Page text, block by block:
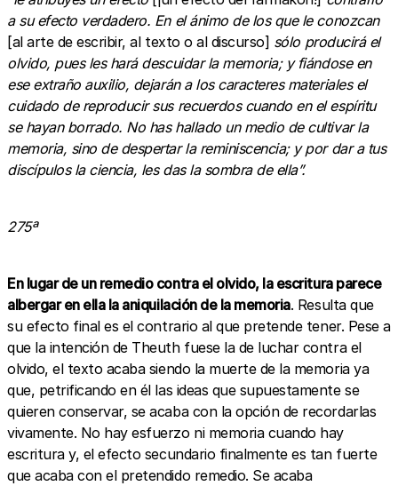
a su efecto verdadero. En el ánimo de los que le conozcan
[al arte de escribir, al texto o al discurso] sólo producirá el
olvido, pues les hará descuidar la memoria; y fiándose en
ese extraño auxilio, dejarán a los caracteres materiales el
cuidado de reproducir sus recuerdos cuando en el espíritu
se hayan borrado. No has hallado un medio de cultivar la
memoria, sino de despertar la reminiscencia; y por dar a tus
discípulos la ciencia, les das la sombra de ella”.
275ª
En lugar de un remedio contra el olvido, la escritura parece
albergar en ella la aniquilación de la memoria. Resulta que
su efecto final es el contrario al que pretende tener. Pese a
que la intención de Theuth fuese la de luchar contra el
olvido, el texto acaba siendo la muerte de la memoria ya
que, petrificando en él las ideas que supuestamente se
quieren conservar, se acaba con la opción de recordarlas
vivamente. No hay esfuerzo ni memoria cuando hay
escritura y, el efecto secundario finalmente es tan fuerte
que acaba con el pretendido remedio. Se acaba